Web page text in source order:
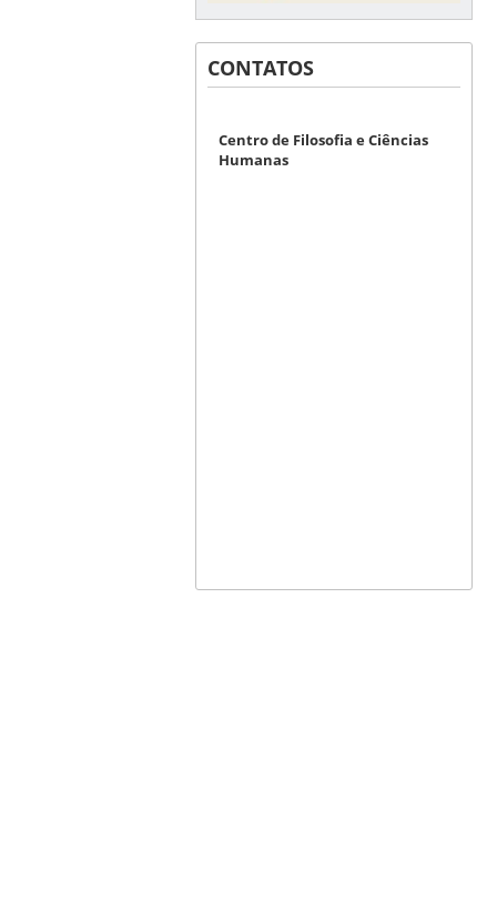
CONTATOS
Centro de Filosofia e Ciências
Humanas